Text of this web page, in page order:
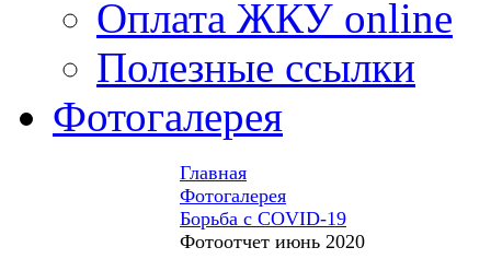
Оплата ЖКУ online
Полезные ссылки
Фотогалерея
Главная
Фотогалерея
Борьба с COVID-19
Фотоотчет июнь 2020